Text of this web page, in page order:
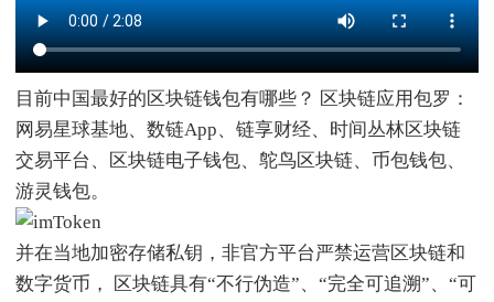
目前中国最好的区块链钱包有哪些？ 区块链应用包罗：
网易星球基地、数链App、链享财经、时间丛林区块链
交易平台、区块链电子钱包、鸵鸟区块链、币包钱包、
游灵钱包。
并在当地加密存储私钥，非官方平台严禁运营区块链和
数字货币， 区块链具有“不行伪造”、“完全可追溯”、“可